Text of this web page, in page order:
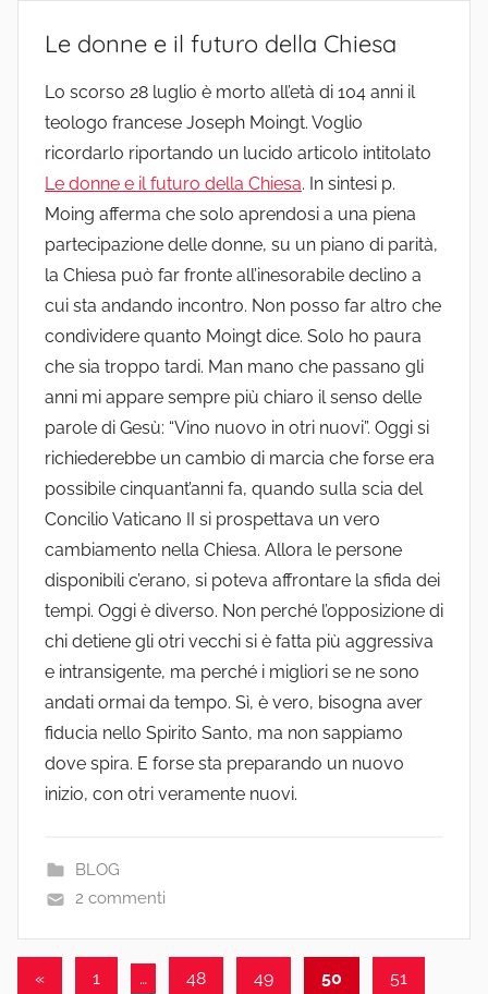
Le donne e il futuro della Chiesa
Lo scorso 28 luglio è morto all’età di 104 anni il
teologo francese Joseph Moingt. Voglio
ricordarlo riportando un lucido articolo intitolato
Le donne e il futuro della Chiesa. In sintesi p.
Moing afferma che solo aprendosi a una piena
partecipazione delle donne, su un piano di parità,
la Chiesa può far fronte all’inesorabile declino a
cui sta andando incontro. Non posso far altro che
condividere quanto Moingt dice. Solo ho paura
che sia troppo tardi. Man mano che passano gli
anni mi appare sempre più chiaro il senso delle
parole di Gesù: “Vino nuovo in otri nuovi”. Oggi si
richiederebbe un cambio di marcia che forse era
possibile cinquant’anni fa, quando sulla scia del
Concilio Vaticano II si prospettava un vero
cambiamento nella Chiesa. Allora le persone
disponibili c’erano, si poteva affrontare la sfida dei
tempi. Oggi è diverso. Non perché l’opposizione di
chi detiene gli otri vecchi si è fatta più aggressiva
e intransigente, ma perché i migliori se ne sono
andati ormai da tempo. Sì, è vero, bisogna aver
fiducia nello Spirito Santo, ma non sappiamo
dove spira. E forse sta preparando un nuovo
inizio, con otri veramente nuovi.
BLOG
2 commenti
Paginazione
«Articolo
1 … 48 49 50 51